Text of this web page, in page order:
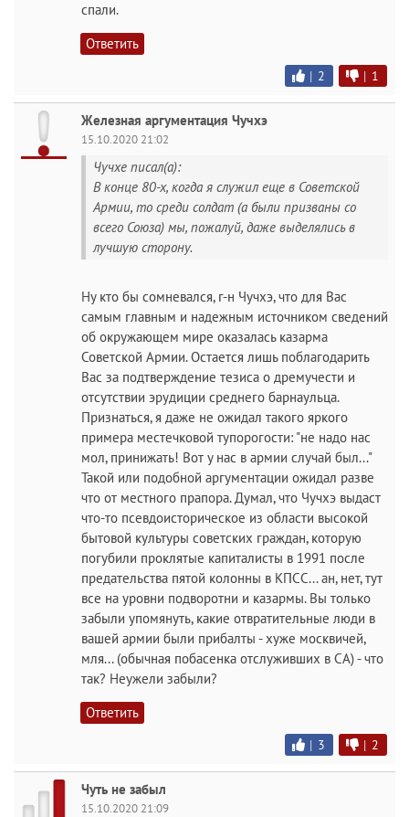
спали.
Ответить
| 2 | 1
Железная аргументация Чучхэ
15.10.2020 21:02
Чучхе писал(а):
В конце 80-х, когда я служил еще в Советской
Армии, то среди солдат (а были призваны со
всего Союза) мы, пожалуй, даже выделялись в
лучшую сторону.
Ну кто бы сомневался, г-н Чучхэ, что для Вас
самым главным и надежным источником сведений
об окружающем мире оказалась казарма
Советской Армии. Остается лишь поблагодарить
Вас за подтверждение тезиса о дремучести и
отсутствии эрудиции среднего барнаульца.
Признаться, я даже не ожидал такого яркого
примера местечковой тупорогости: "не надо нас
мол, принижать! Вот у нас в армии случай был..."
Такой или подобной аргументации ожидал разве
что от местного прапора. Думал, что Чучхэ выдаст
что-то псевдоисторическое из области высокой
бытовой культуры советских граждан, которую
погубили проклятые капиталисты в 1991 после
предательства пятой колонны в КПСС... ан, нет, тут
все на уровни подворотни и казармы. Вы только
забыли упомянуть, какие отвратительные люди в
вашей армии были прибалты - хуже москвичей,
мля... (обычная побасенка отслуживших в СА) - что
так? Неужели забыли?
Ответить
| 3 | 2
Чуть не забыл
15.10.2020 21:09